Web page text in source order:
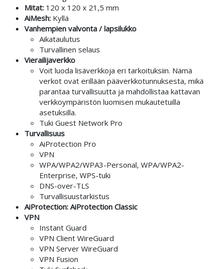
Mitat: 120 x 120 x 21,5 mm
AiMesh: Kyllä
Vanhempien valvonta / lapsilukko
Aikataulutus
Turvallinen selaus
Vierailijaverkko
Voit luoda lisäverkkoja eri tarkoituksiin. Nämä
verkot ovat erillään pääverkkotunnuksesta, mikä
parantaa turvallisuutta ja mahdollistaa kattavan
verkkoympäristön luomisen mukautetuilla
asetuksilla.
Tuki Guest Network Pro
Turvallisuus
AiProtection Pro
VPN
WPA/WPA2/WPA3-Personal, WPA/WPA2-
Enterprise, WPS-tuki
DNS-over-TLS
Turvallisuustarkistus
AiProtection: AiProtection Classic
VPN
Instant Guard
VPN Client WireGuard
VPN Server WireGuard
VPN Fusion